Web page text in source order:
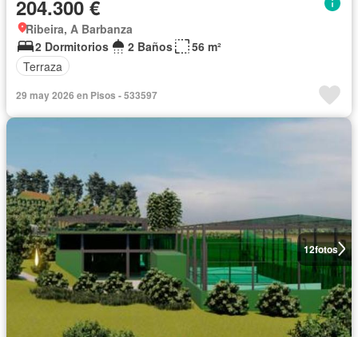
204.300 €
Ribeira, A Barbanza
2 Dormitorios
2 Baños
56 m²
Terraza
29 may 2026 en Pisos - 533597
12fotos